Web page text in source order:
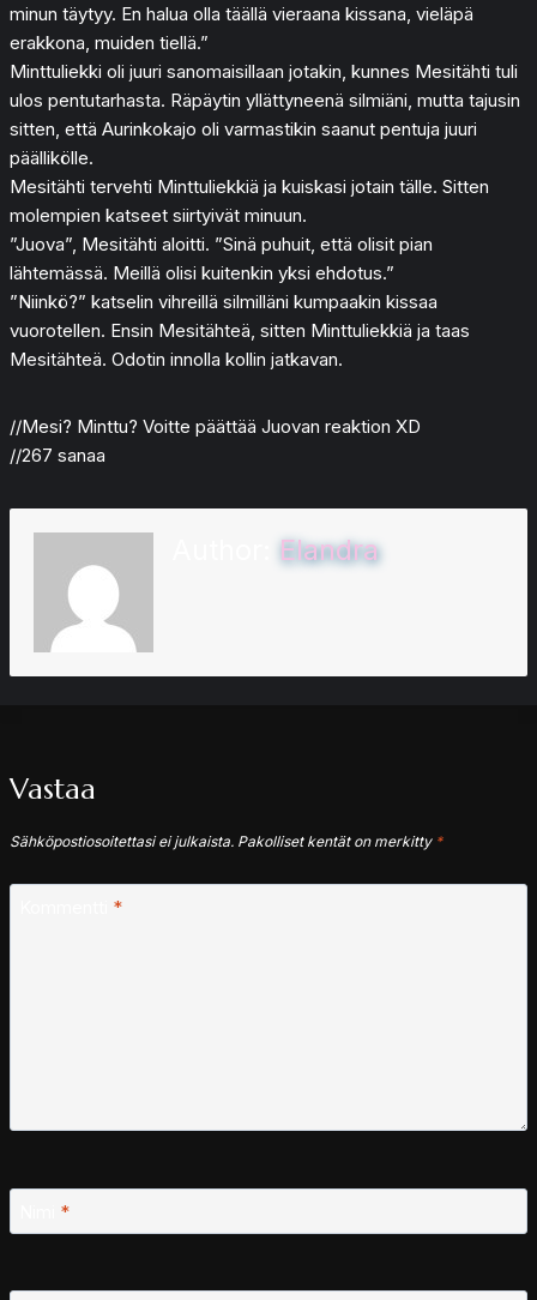
minun täytyy. En halua olla täällä vieraana kissana, vieläpä
erakkona, muiden tiellä.”
Minttuliekki oli juuri sanomaisillaan jotakin, kunnes Mesitähti tuli
ulos pentutarhasta. Räpäytin yllättyneenä silmiäni, mutta tajusin
sitten, että Aurinkokajo oli varmastikin saanut pentuja juuri
päällikölle.
Mesitähti tervehti Minttuliekkiä ja kuiskasi jotain tälle. Sitten
molempien katseet siirtyivät minuun.
”Juova”, Mesitähti aloitti. ”Sinä puhuit, että olisit pian
lähtemässä. Meillä olisi kuitenkin yksi ehdotus.”
”Niinkö?” katselin vihreillä silmilläni kumpaakin kissaa
vuorotellen. Ensin Mesitähteä, sitten Minttuliekkiä ja taas
Mesitähteä. Odotin innolla kollin jatkavan.
//Mesi? Minttu? Voitte päättää Juovan reaktion XD
//267 sanaa
Elandra
Vastaa
Sähköpostiosoitettasi ei julkaista. Pakolliset kentät on merkitty *
*
*